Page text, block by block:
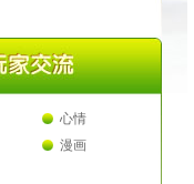
心情
漫画